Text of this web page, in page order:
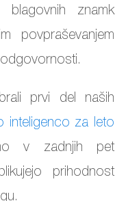
znamk
povpraševanjem
prvi del naših
inteligenco za leto
v zadnjih pet
prihodnost